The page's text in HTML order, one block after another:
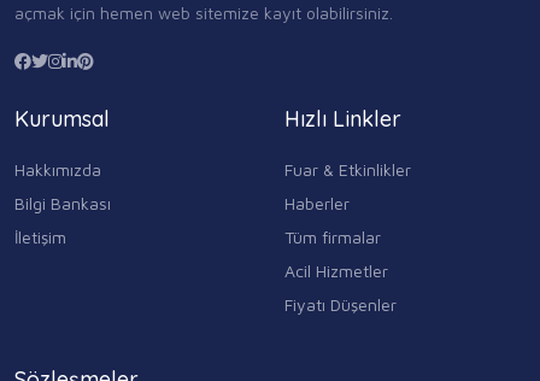
açmak için hemen web sitemize kayıt olabilirsiniz.
Kurumsal
Hakkımızda
Bilgi Bankası
İletişim
Hızlı Linkler
Fuar & Etkinlikler
Haberler
Tüm firmalar
Acil Hizmetler
Fiyatı Düşenler